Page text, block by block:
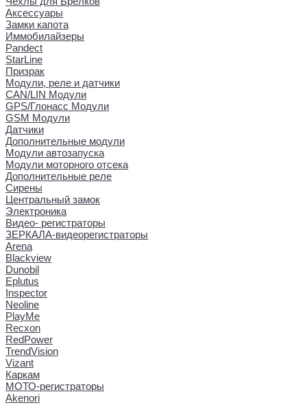
Аксессуары
Замки капота
Иммобилайзеры
Pandect
StarLine
Призрак
Модули, реле и датчики
CAN/LIN Модули
GPS/Глонасс Модули
GSM Модули
Датчики
Дополнительные модули
Модули автозапуска
Модули моторного отсека
Дополнительные реле
Сирены
Центральный замок
Электроника
Видео- регистраторы
ЗЕРКАЛА-видеорегистраторы
Arena
Blackview
Dunobil
Eplutus
Inspector
Neoline
PlayMe
Recxon
RedPower
TrendVision
Vizant
Каркам
МОТО-регистраторы
Akenori